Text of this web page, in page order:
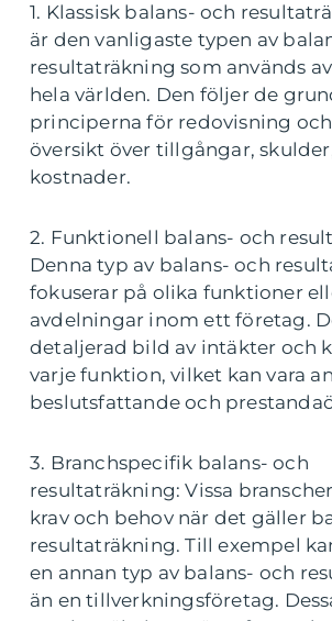
1. Klassisk balans- och
är den vanligaste typen av
resultaträkning som används
hela världen. Den följer de
principerna för redovisning
översikt över tillgångar,
kostnader.
2. Funktionell balans- och
Denna typ av balans- och
fokuserar på olika funktioner
avdelningar inom ett företag.
detaljerad bild av intäkter och
varje funktion, vilket kan vara
beslutsfattande och
3. Branchspecifik balans- och
resultaträkning: Vissa
krav och behov när det gäller
resultaträkning. Till exempel
en annan typ av balans- och
än en tillverkningsföretag.